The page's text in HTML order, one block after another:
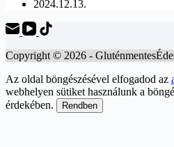
2024.12.13.
Copyright © 2026 -
Az oldal böngészésével elfogadod az
webhelyen sütiket használunk a
érdekében.
Rendben